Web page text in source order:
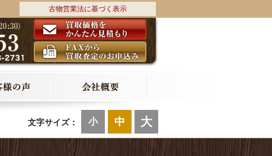
古物営業法に基づく表示
文字サイズ： 小 中 大